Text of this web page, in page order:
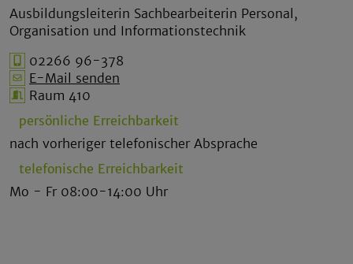
Ausbildungsleiterin Sachbearbeiterin Personal,
Organisation und Informationstechnik
02266 96-378
E-Mail senden
Raum 410
persönliche Erreichbarkeit
nach vorheriger telefonischer Absprache
telefonische Erreichbarkeit
Mo - Fr 08:00-14:00 Uhr